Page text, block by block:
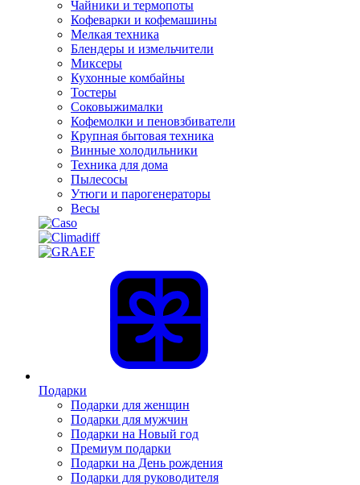
Чайники и термопоты
Кофеварки и кофемашины
Мелкая техника
Блендеры и измельчители
Миксеры
Кухонные комбайны
Тостеры
Соковыжималки
Кофемолки и пеновзбиватели
Крупная бытовая техника
Винные холодильники
Техника для дома
Пылесосы
Утюги и парогенераторы
Весы
Подарки
Подарки для женщин
Подарки для мужчин
Подарки на Новый год
Премиум подарки
Подарки на День рождения
Подарки для руководителя